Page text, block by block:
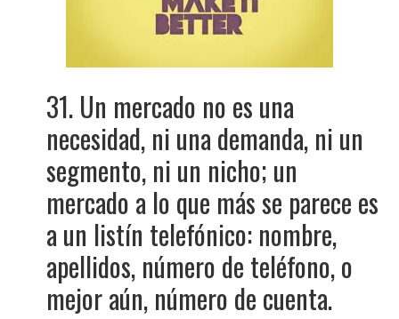
31. Un mercado no es una
necesidad, ni una demanda, ni un
segmento, ni un nicho; un
mercado a lo que más se parece es
a un listín telefónico: nombre,
apellidos, número de teléfono, o
mejor aún, número de cuenta.